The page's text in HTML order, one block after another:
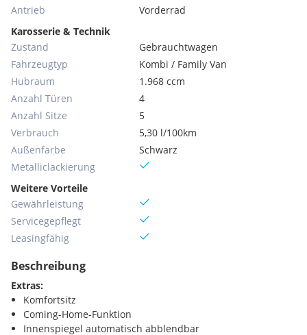
Antrieb
Vorderrad
Karosserie & Technik
Zustand
Gebrauchtwagen
Fahrzeugtyp
Kombi / Family Van
Hubraum
1.968 ccm
Anzahl Türen
4
Anzahl Sitze
5
Verbrauch
5,30 l/100km
Außenfarbe
Schwarz
Metallic­lackierung
Weitere Vorteile
Gewährleistung
Servicegepflegt
Leasingfähig
Beschreibung
Extras:
Komfortsitz
Coming-Home-Funktion
Innenspiegel automatisch abblendbar